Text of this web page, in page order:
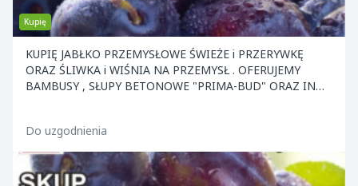
Kupię
KUPIĘ JABŁKO PRZEMYSŁOWE ŚWIEŻE i PRZERYWKĘ
ORAZ ŚLIWKA i WIŚNIA NA PRZEMYSŁ . OFERUJEMY
BAMBUSY , SŁUPY BETONOWE "PRIMA-BUD" ORAZ INNE
Do uzgodnienia